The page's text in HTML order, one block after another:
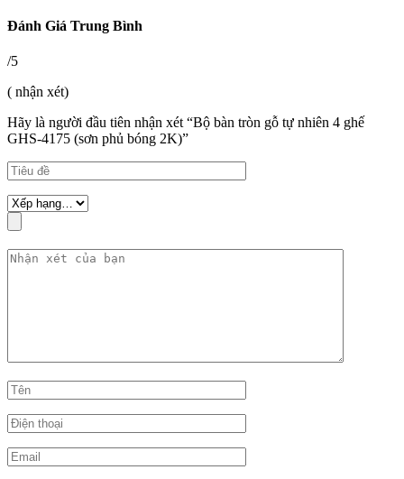
Đánh Giá Trung Bình
/5
( nhận xét)
Hãy là người đầu tiên nhận xét “Bộ bàn tròn gỗ tự nhiên 4 ghế
GHS-4175 (sơn phủ bóng 2K)”